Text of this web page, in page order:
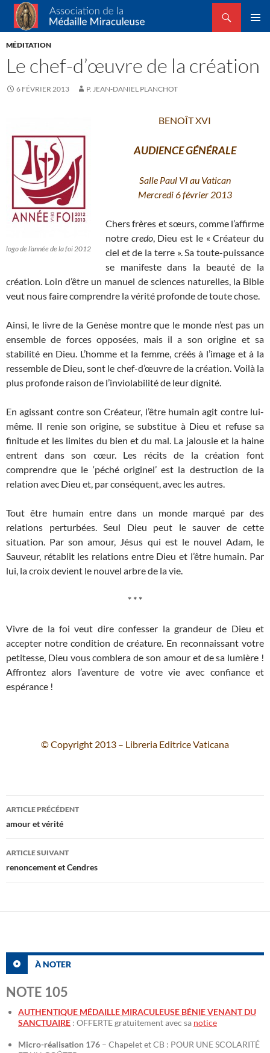
Association de la Médaille Miraculeuse
Recherche
ALLER
AU
MÉDITATION
Le chef-d’œuvre de la création
6 FÉVRIER 2013 P. JEAN-DANIEL PLANCHOT
logo de l’année de la foi 2012
BENOÎT XVI
AUDIENCE GÉNÉRALE
Salle Paul VI au Vatican
Mercredi 6 février2013
Chers frères et sœurs, comme l’affirme
notre credo, Dieu est le « Créateur du
ciel et de la terre ». Sa toute-puissance
se manifeste dans la beauté de la
création. Loin d’être un manuel de sciences naturelles, la Bible
veut nous faire comprendre la vérité profonde de toute chose.
Ainsi, le livre de la Genèse montre que le monde n’est pas un
ensemble de forces opposées, mais il a son origine et sa
stabilité en Dieu. L’homme et la femme, créés à l’image et à la
ressemble de Dieu, sont le chef-d’œuvre de la création. Voilà la
plus profonde raison de l’inviolabilité de leur dignité.
En agissant contre son Créateur, l’être humain agit contre lui-
même. Il renie son origine, se substitue à Dieu et refuse sa
finitude et les limites du bien et du mal. La jalousie et la haine
entrent dans son cœur. Les récits de la création font
comprendre que le ‘péché originel’ est la destruction de la
relation avec Dieu et, par conséquent, avec les autres.
Tout être humain entre dans un monde marqué par des
relations perturbées. Seul Dieu peut le sauver de cette
situation. Par son amour, Jésus qui est le nouvel Adam, le
Sauveur, rétablit les relations entre Dieu et l’être humain. Par
lui, la croix devient le nouvel arbre de la vie.
* * *
Vivre de la foi veut dire confesser la grandeur de Dieu et
accepter notre condition de créature. En reconnaissant votre
petitesse, Dieu vous comblera de son amour et de sa lumière !
Affrontez alors l’aventure de votre vie avec confiance et
espérance !
© Copyright 2013 – Libreria Editrice Vaticana
Navigation
des
articles
ARTICLE PRÉCÉDENT
amour et vérité
ARTICLE SUIVANT
renoncement et Cendres
À NOTER
NOTE 105
AUTHENTIQUE MÉDAILLE MIRACULEUSE BÉNIE VENANT DU
SANCTUAIRE : OFFERTE gratuitement avec sa notice
Micro-réalisation 176 – Chapelet et CB : POUR UNE SCOLARITÉ